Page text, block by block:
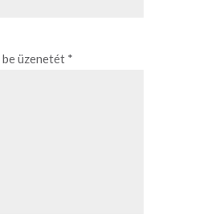
üzenetét *